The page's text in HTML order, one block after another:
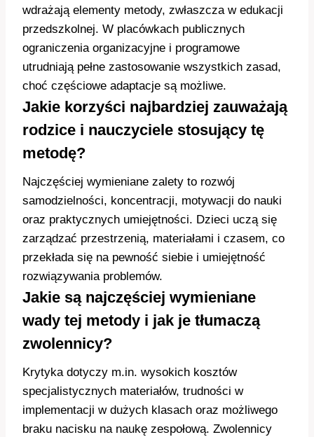
wdrażają elementy metody, zwłaszcza w edukacji
przedszkolnej. W placówkach publicznych
ograniczenia organizacyjne i programowe
utrudniają pełne zastosowanie wszystkich zasad,
choć częściowe adaptacje są możliwe.
Jakie korzyści najbardziej zauważają
rodzice i nauczyciele stosujący tę
metodę?
Najczęściej wymieniane zalety to rozwój
samodzielności, koncentracji, motywacji do nauki
oraz praktycznych umiejętności. Dzieci uczą się
zarządzać przestrzenią, materiałami i czasem, co
przekłada się na pewność siebie i umiejętność
rozwiązywania problemów.
Jakie są najczęściej wymieniane
wady tej metody i jak je tłumaczą
zwolennicy?
Krytyka dotyczy m.in. wysokich kosztów
specjalistycznych materiałów, trudności w
implementacji w dużych klasach oraz możliwego
braku nacisku na naukę zespołową. Zwolennicy